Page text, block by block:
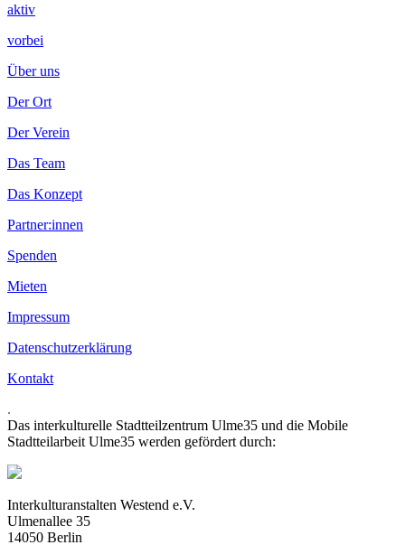
aktiv
vorbei
Über uns
Der Ort
Der Verein
Das Team
Das Konzept
Partner:innen
Spenden
Mieten
Impressum
Datenschutzerklärung
Kontakt
.
Das interkulturelle Stadtteilzentrum Ulme35 und die Mobile
Stadtteilarbeit Ulme35 werden gefördert durch:
Interkulturanstalten Westend e.V.
Ulmenallee 35
14050 Berlin